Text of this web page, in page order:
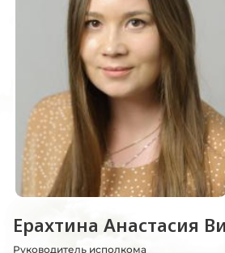
Ерахтина Анастасия
Руководитель исполкома